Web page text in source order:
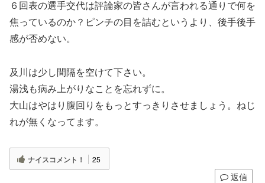
６回表の選手交代は評論家の皆さんが言われる通りで何を
焦っているのか？ピンチの目を詰むというより、後手後手
感が否めない。
及川は少し間隔を空けて下さい。
湯浅も病み上がりなことを忘れずに。
大山はやはり腹回りをもっとすっきりさせましょう。ねじ
れが無くなってます。
ナイスコメント！ 25
返信